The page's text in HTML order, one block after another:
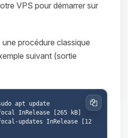
VPS pour démarrer sur
procédure classique
suivant (sortie
apt update
InRelease [265 kB]
updates InRelease [12
Copier